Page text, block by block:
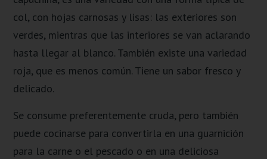
col, con hojas carnosas y lisas: las exteriores son
verdes, mientras que las interiores se van aclarando
hasta llegar al blanco. También existe una variedad
roja, que es menos común. Tiene un sabor fresco y
delicado.
Se consume preferentemente cruda, pero también
puede cocinarse para convertirla en una guarnición
para la carne o el pescado o en una deliciosa